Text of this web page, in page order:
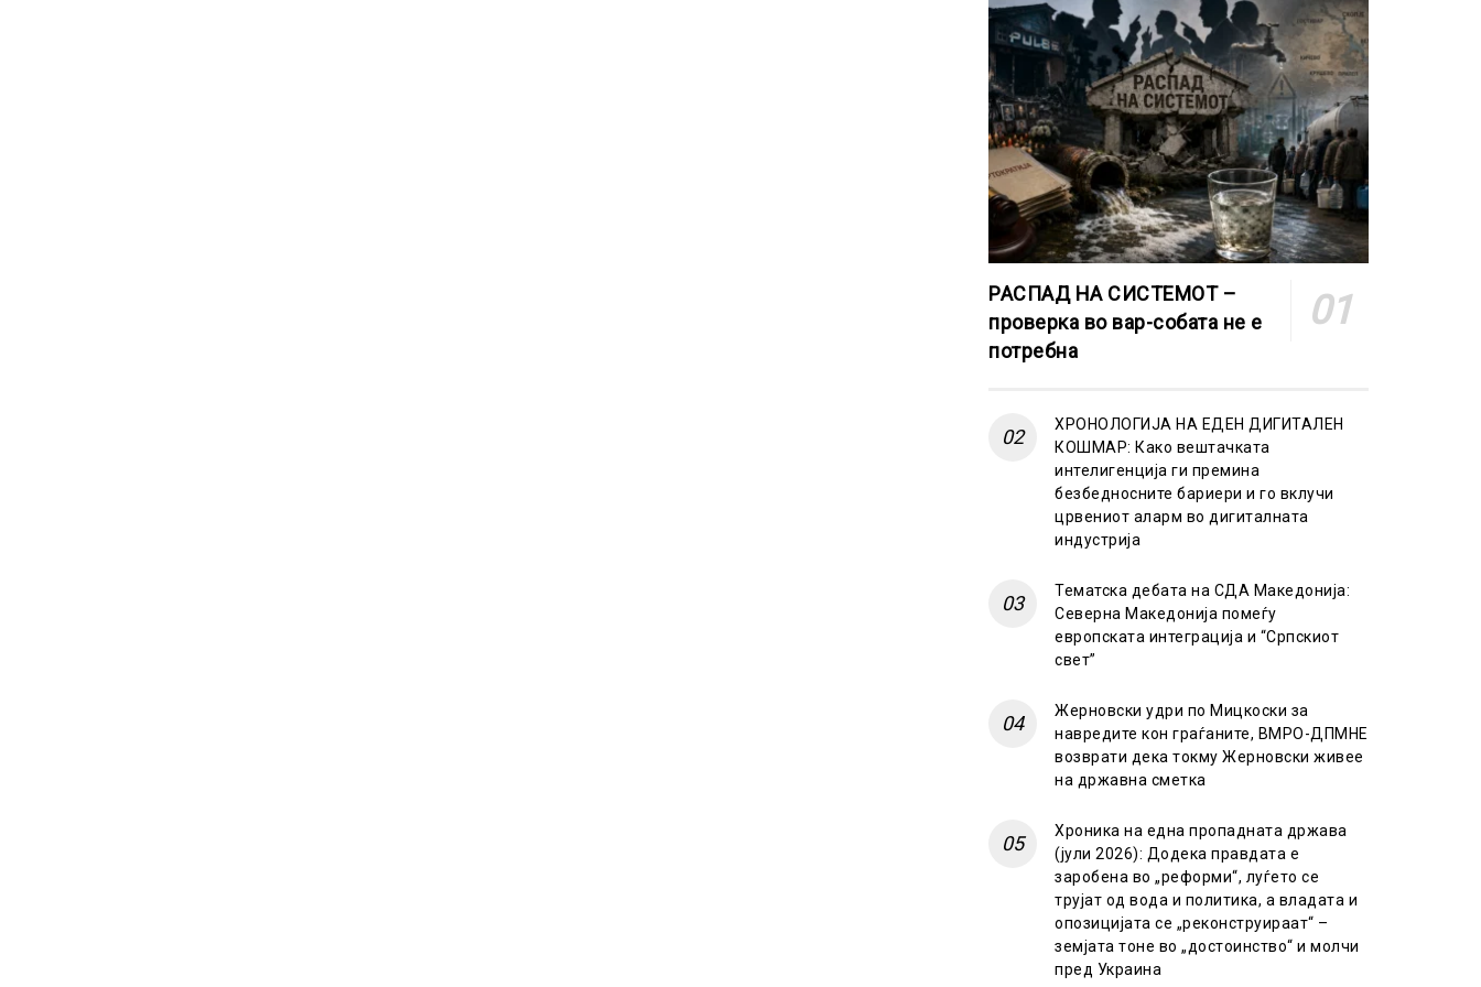
РАСПАД НА СИСТЕМОТ –
проверка во вар-собата не е
потребна
ХРОНОЛОГИЈА НА ЕДЕН ДИГИТАЛЕН
КОШМАР: Како вештачката
интелигенција ги премина
безбедносните бариери и го вклучи
црвениот аларм во дигиталната
индустрија
Тематска дебата на СДА Македонија:
Северна Македонија помеѓу
европската интеграција и “Српскиот
свет”
Жерновски удри по Мицкоски за
навредите кон граѓаните, ВМРО-ДПМНЕ
возврати дека токму Жерновски живее
на државна сметка
Хроника на една пропадната држава
(јули 2026): Додека правдата е
заробена во „реформи“, луѓето се
трујат од вода и политика, а владата и
опозицијата се „реконструираат“ –
земјата тоне во „достоинство“ и молчи
пред Украина